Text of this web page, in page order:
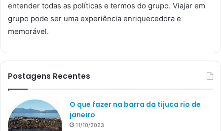
entender todas as políticas e termos do grupo. Viajar em
grupo pode ser uma experiência enriquecedora e
memorável.
Postagens Recentes
O que fazer na barra da tijuca rio de
janeiro
11/10/2023